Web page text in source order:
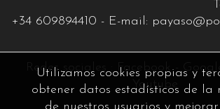
+34 609894410 - E-mail:
Re des sociales : Facebook -
Youtube
Utilizamos cookies propias y
obtener datos estadísticos de la